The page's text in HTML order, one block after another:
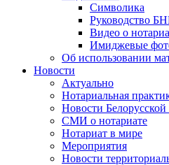
Символика
Руководство
Видео о
Имиджевые
Об использовании
Новости
Актуально
Нотариальная
Новости
СМИ о нотариате
Нотариат в мире
Мероприятия
Новости